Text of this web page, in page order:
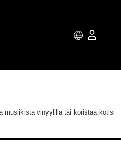
musiikista vinyylillä tai koristaa kotisi